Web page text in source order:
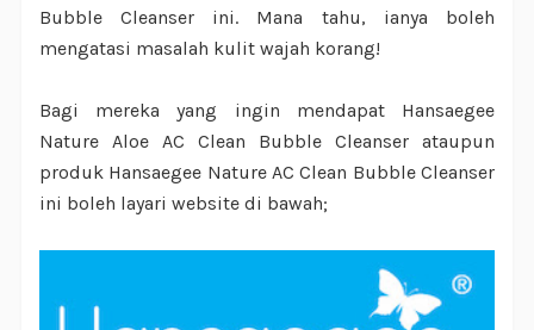
Bubble Cleanser ini. Mana tahu, ianya boleh
mengatasi masalah kulit wajah korang!
Bagi mereka yang ingin mendapat Hansaegee
Nature Aloe AC Clean Bubble Cleanser ataupun
produk Hansaegee Nature AC Clean Bubble Cleanser
ini boleh layari website di bawah;